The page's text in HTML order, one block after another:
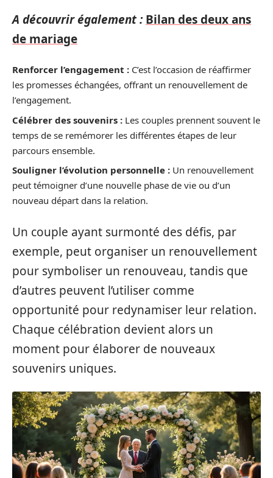
A découvrir également : Bilan des deux ans
de mariage
Renforcer l’engagement : C’est l’occasion de réaffirmer
les promesses échangées, offrant un renouvellement de
l’engagement.
Célébrer des souvenirs : Les couples prennent souvent le
temps de se remémorer les différentes étapes de leur
parcours ensemble.
Souligner l’évolution personnelle : Un renouvellement
peut témoigner d’une nouvelle phase de vie ou d’un
nouveau départ dans la relation.
Un couple ayant surmonté des défis, par
exemple, peut organiser un renouvellement
pour symboliser un renouveau, tandis que
d’autres peuvent l’utiliser comme
opportunité pour redynamiser leur relation.
Chaque célébration devient alors un
moment pour élaborer de nouveaux
souvenirs uniques.